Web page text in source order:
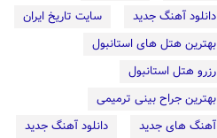
دانلود آهنگ جدید
سایت تاریخ ایران
بهترین هتل های استانبول
رزرو هتل استانبول
بهترین جراح بینی ترمیمی
آهنگ های جدید
دانلود آهنگ جدید